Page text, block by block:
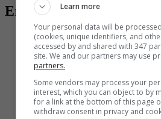
Entradas relacionadas
Learn more
Your personal data will be
(cookies, unique identifiers, and
accessed by and shared with 347
site. We and our partners may use
partners.
Some vendors may process your
interest, which you can object to by
for a link at the bottom of this page
withdraw consent in privacy and